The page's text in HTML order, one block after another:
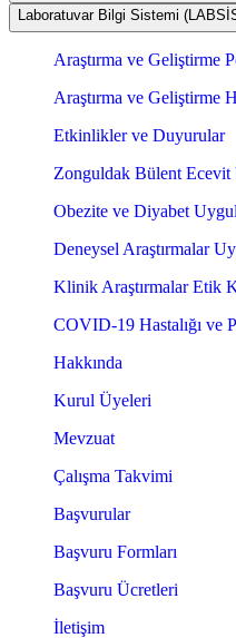
Laboratuvar Bilgi Sistemi
Araştırma ve Geliştirme
Araştırma ve Geliştirme
Etkinlikler ve Duyurular
Zonguldak Bülent Ecevit
Obezite ve Diyabet
Deneysel Araştırmalar
Klinik Araştırmalar Etik
COVID-19 Hastalığı ve
Hakkında
Kurul Üyeleri
Mevzuat
Çalışma Takvimi
Başvurular
Başvuru Formları
Başvuru Ücretleri
İletişim